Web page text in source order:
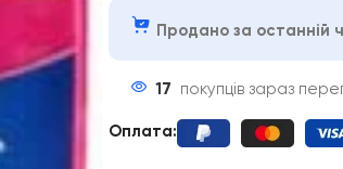
Продано за останній
17 покупців зараз
Оплата: